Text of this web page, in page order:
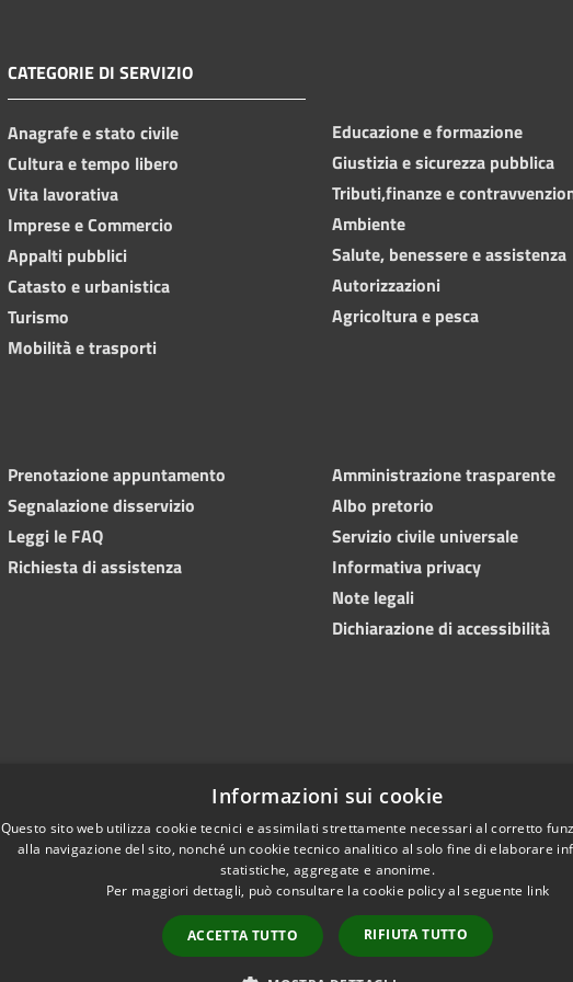
CATEGORIE DI SERVIZIO
Anagrafe e stato civile
Cultura e tempo libero
Vita lavorativa
Imprese e Commercio
Appalti pubblici
Catasto e urbanistica
Turismo
Mobilità e trasporti
Educazione e formazione
Giustizia e sicurezza pubblica
Tributi,finanze e
Ambiente
Salute, benessere e assistenza
Autorizzazioni
Agricoltura e pesca
Prenotazione appuntamento
Segnalazione disservizio
Leggi le FAQ
Richiesta di assistenza
Amministrazione trasparente
Albo pretorio
Servizio civile universale
Informativa privacy
Note legali
Dichiarazione di accessibilità
Mappa del sito Difensore civico Copyright © 2023
Informazioni sui cookie
Questo sito web utilizza cookie tecnici e assimilati strettamente necessari al corretto
alla navigazione del sito, nonché un cookie tecnico analitico al solo fine di elaborare
statistiche, aggregate e anonime.
Per maggiori dettagli, può consultare la cookie policy al seguente link
ACCETTA TUTTO RIFIUTA TUTTO